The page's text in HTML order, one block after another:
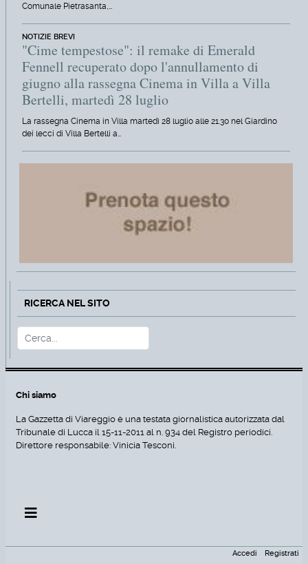
Comunale Pietrasanta,…
NOTIZIE BREVI
"Cime tempestose": il remake di Emerald
Fennell recuperato dopo l'annullamento di
giugno alla rassegna Cinema in Villa a Villa
Bertelli, martedì 28 luglio
La rassegna Cinema in Villa martedì 28 luglio alle 21.30 nel Giardino
dei lecci di Villa Bertelli a…
RICERCA NEL SITO
Cerca Type 2 or more characters for
Chi siamo
La Gazzetta di Viareggio è una testata giornalistica autorizzata dal
Tribunale di Lucca il 15-11-2011 al n. 934 del Registro periodici.
Direttore responsabile: Vinicia Tesconi.
Accedi Registrati